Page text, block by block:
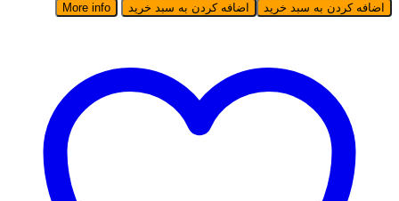
اضافه کردن به سبد خرید اضافه کردن به سبد خرید More info